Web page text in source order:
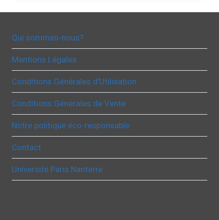
Qui sommes-nous?
Mentions Légales
Conditions Générales d’Utilisation
Conditions Générales de Vente
Notre politique éco-responsable
Contact
Université Paris Nanterre